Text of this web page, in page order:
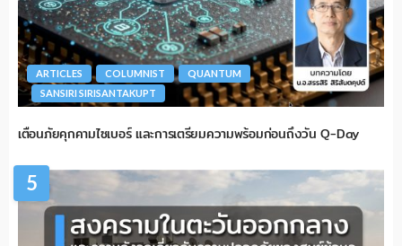
ARTICLES COLUMNIST
QUANTUM
SANSIRI SIRISANTAKUPT
เตือนภัยคุกคามไซเบอร์ และการเตรียมความพร้อมก่อนถึงวัน Q-Day
5